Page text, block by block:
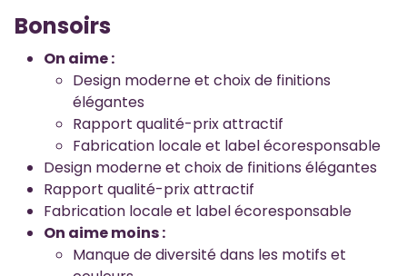
Bonsoirs
On aime :
Design moderne et choix de finitions
élégantes
Rapport qualité-prix attractif
Fabrication locale et label écoresponsable
Design moderne et choix de finitions élégantes
Rapport qualité-prix attractif
Fabrication locale et label écoresponsable
On aime moins :
Manque de diversité dans les motifs et